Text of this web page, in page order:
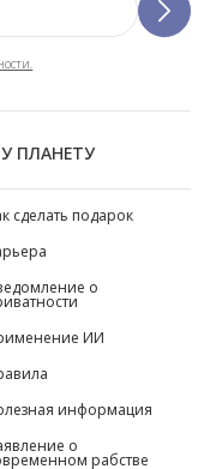
ПЛАНЕТУ
сделать подарок
о
ИИ
информация
о
рабстве